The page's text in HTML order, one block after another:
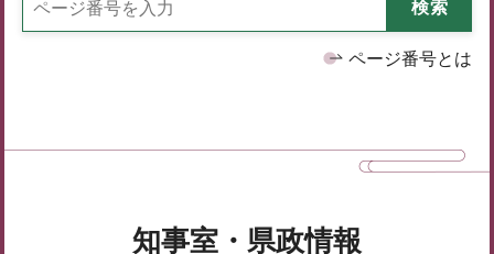
ページ番号とは
知事室・県政情報